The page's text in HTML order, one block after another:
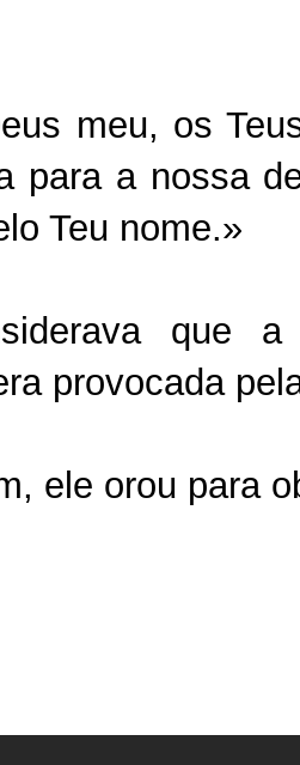
meu, os
para a nossa
Teu nome.»
que
provocada
ele orou para